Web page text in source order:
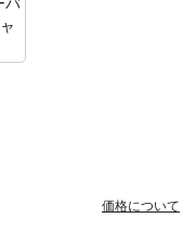
価格について